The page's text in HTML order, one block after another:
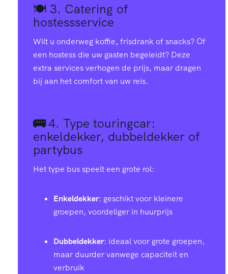
🍽️ 3. Catering of
hostessservice
Wilt u onderweg koffie, frisdrank of snacks? Of
een hostess die uw gasten begeleidt? Deze
extra services verhogen de prijs, maar dragen
bij aan het comfort van uw reis.
🚌4. Type touringcar:
enkeldekker, dubbeldekker of
partybus
Het type bus speelt een grote rol:
Enkeldekker: geschikt voor kleinere
groepen, voordeliger in huurprijs
Dubbeldekker: ideaal voor grote groepen,
maar duurder vanwege capaciteit en
verbruik
8
6
4
2
0
8
6
3
1
4
0
2
5
8
1
9
3
0
8
1
5